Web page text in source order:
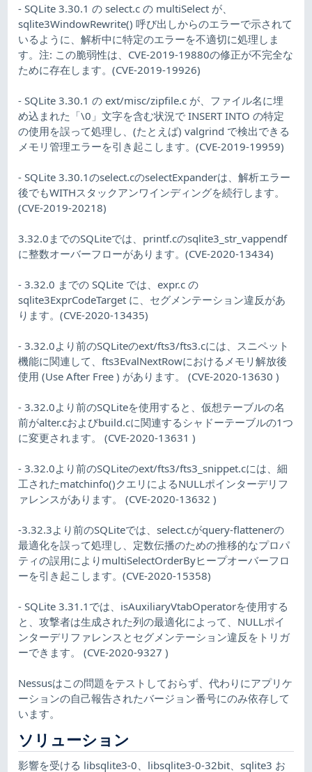
- SQLite 3.30.1 の select.c の multiSelect が、
sqlite3WindowRewrite() 呼び出しからのエラーで示されて
いるように、解析中に特定のエラーを不適切に処理しま
す。注: この脆弱性は、CVE-2019-19880の修正が不完全な
ために存在します。(CVE-2019-19926)
- SQLite 3.30.1 の ext/misc/zipfile.c が、ファイル名に埋
め込まれた「\0」文字を含む状況で INSERT INTO の特定
の使用を誤って処理し、(たとえば) valgrind で検出できる
メモリ管理エラーを引き起こします。(CVE-2019-19959)
- SQLite 3.30.1のselect.cのselectExpanderは、解析エラー
後でもWITHスタックアンワインディングを続行します。
(CVE-2019-20218)
3.32.0までのSQLiteでは、printf.cのsqlite3_str_vappendf
に整数オーバーフローがあります。(CVE-2020-13434)
- 3.32.0 までの SQLite では、expr.c の
sqlite3ExprCodeTarget に、セグメンテーション違反があ
ります。(CVE-2020-13435)
- 3.32.0より前のSQLiteのext/fts3/fts3.cには、スニペット
機能に関連して、fts3EvalNextRowにおけるメモリ解放後
使用 (Use After Free ) があります。 (CVE-2020-13630 )
- 3.32.0より前のSQLiteを使用すると、仮想テーブルの名
前がalter.cおよびbuild.cに関連するシャドーテーブルの1つ
に変更されます。 (CVE-2020-13631 )
- 3.32.0より前のSQLiteのext/fts3/fts3_snippet.cには、細
工されたmatchinfo()クエリによるNULLポインターデリフ
ァレンスがあります。 (CVE-2020-13632 )
-3.32.3より前のSQLiteでは、select.cがquery-flattenerの
最適化を誤って処理し、定数伝播のための推移的なプロパ
ティの誤用によりmultiSelectOrderByヒープオーバーフロ
ーを引き起こします。(CVE-2020-15358)
- SQLite 3.31.1では、isAuxiliaryVtabOperatorを使用する
と、攻撃者は生成された列の最適化によって、NULLポイ
ンターデリファレンスとセグメンテーション違反をトリガ
ーできます。 (CVE-2020-9327 )
Nessusはこの問題をテストしておらず、代わりにアプリケ
ーションの自己報告されたバージョン番号にのみ依存して
います。
ソリューション
影響を受ける libsqlite3-0、libsqlite3-0-32bit、sqlite3 お